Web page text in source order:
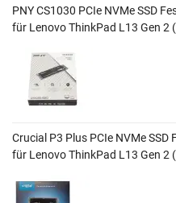
PNY CS1030 PCIe NVMe SSD
für Lenovo ThinkPad L13 Gen 2
Crucial P3 Plus PCIe NVMe
für Lenovo ThinkPad L13 Gen 2